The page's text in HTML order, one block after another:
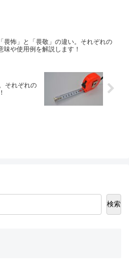
「畏怖」と「畏敬」の違い。それぞれの
味や使用例を解説します！
それぞれの
検索